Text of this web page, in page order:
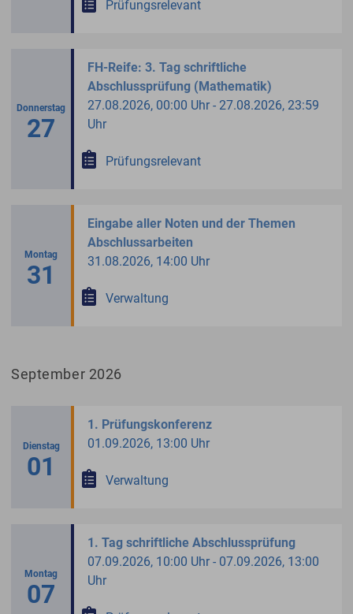
Prüfungsrelevant
Donnerstag
27
FH-Reife: 3. Tag schriftliche
Abschlussprüfung (Mathematik)
27.08.2026, 00:00 Uhr - 27.08.2026, 23:59
Uhr
Prüfungsrelevant
Montag
31
Eingabe aller Noten und der Themen
Abschlussarbeiten
31.08.2026, 14:00 Uhr
Verwaltung
September 2026
Dienstag
01
1. Prüfungskonferenz
01.09.2026, 13:00 Uhr
Verwaltung
Montag
07
1. Tag schriftliche Abschlussprüfung
07.09.2026, 10:00 Uhr - 07.09.2026, 13:00
Uhr